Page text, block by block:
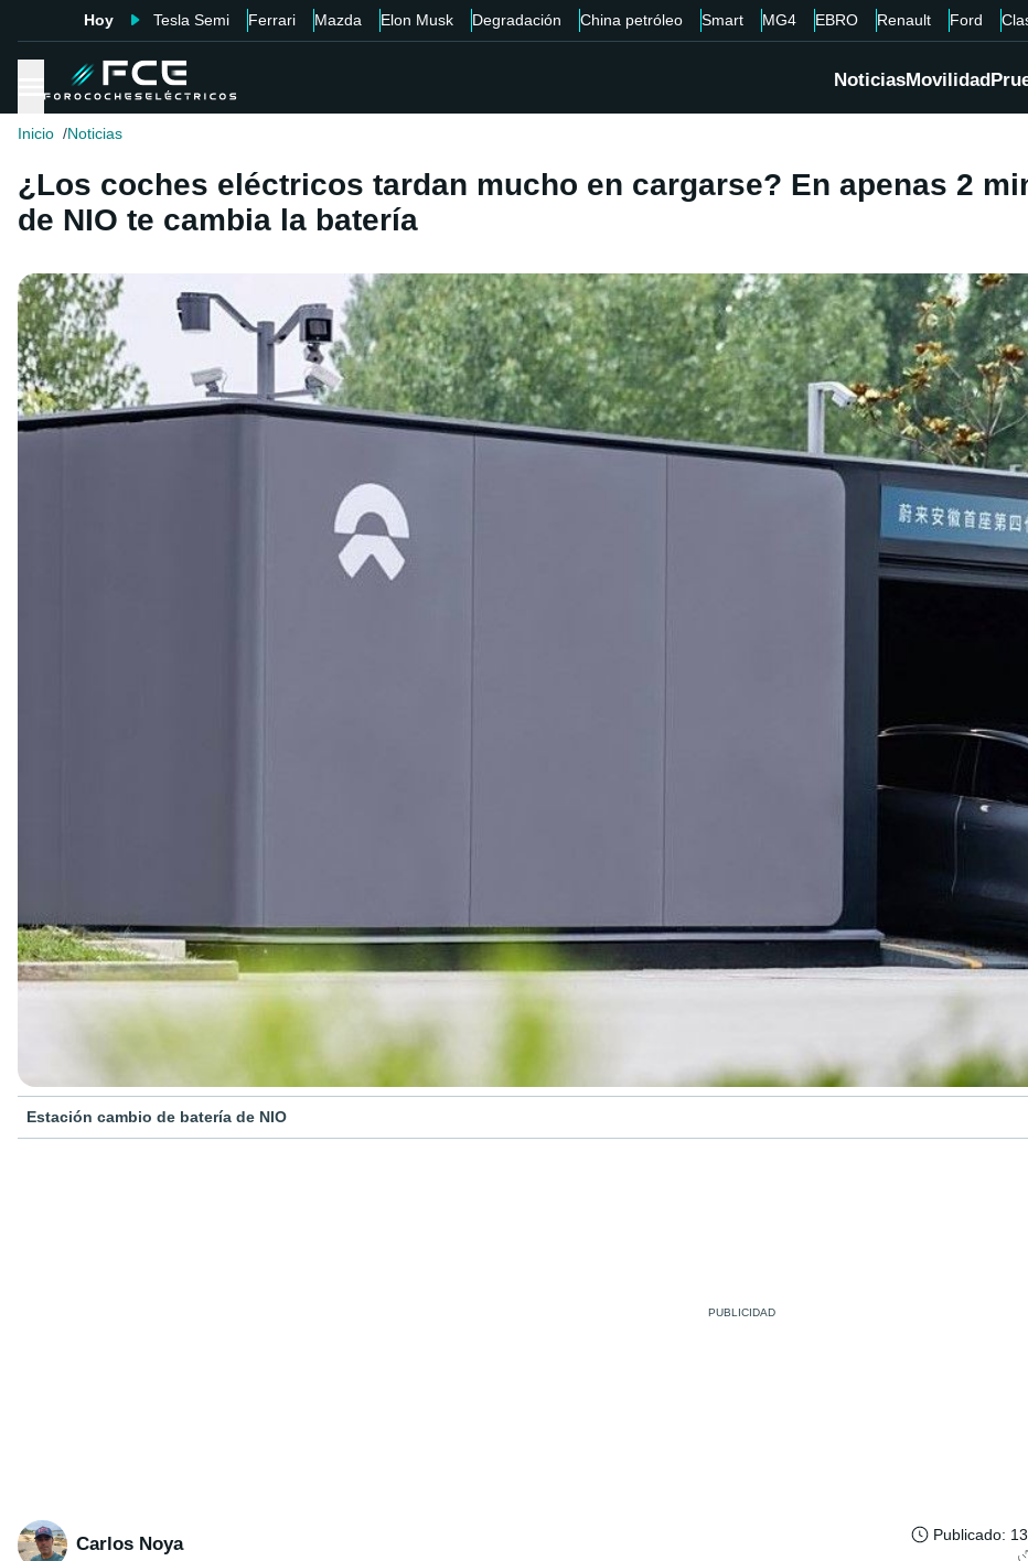
Hoy Tesla Semi Ferrari Mazda Elon Musk Degradación China petróleo Smart MG4 EBRO Renault Ford
NoticiasMovilidad
Inicio Noticias
¿Los coches eléctricos tardan mucho en cargarse? En apenas 2
de NIO te cambia la batería
Estación cambio de batería de NIO
Carlos Noya Publicado: